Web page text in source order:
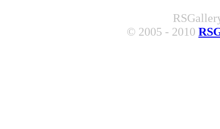
© 2005 - 2010